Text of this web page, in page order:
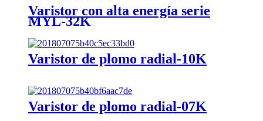
Varistor con alta energía serie
MYL-32K
Varistor de plomo radial-10K
Varistor de plomo radial-07K